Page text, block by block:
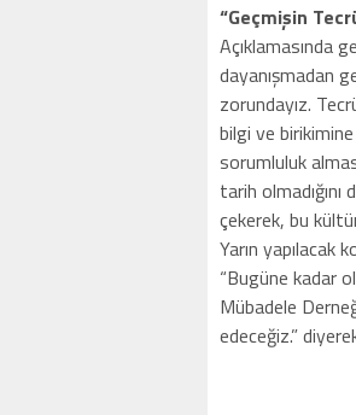
“Geçmişin
Açıklamasında
dayanışmadan
zorundayız.
bilgi ve
sorumluluk
tarih
çekerek, bu
Yarın
“Bugüne kadar
Mübadele
edeceğiz.”